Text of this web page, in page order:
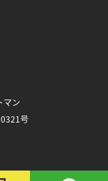
マン
号